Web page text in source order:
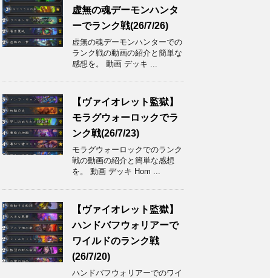
虚無の魂デーモンハンタ
ーでランク戦(26/7/26)
虚無の魂デーモンハンターでの
ランク戦の動画の紹介と簡単な
感想を。 動画 デッキ ...
【ヴァイオレット監獄】
モラグウォーロックでラ
ンク戦(26/7/23)
モラグウォーロックでのランク
戦の動画の紹介と簡単な感想
を。 動画 デッキ Hom ...
【ヴァイオレット監獄】
ハンドバフウォリアーで
ワイルドのランク戦
(26/7/20)
ハンドバフウォリアーでのワイ